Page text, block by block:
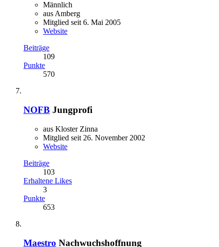
Männlich
aus Amberg
Mitglied seit 6. Mai 2005
Website
Beiträge
109
Punkte
570
NOFB Jungprofi
aus Kloster Zinna
Mitglied seit 26. November 2002
Website
Beiträge
103
Erhaltene Likes
3
Punkte
653
Maestro Nachwuchshoffnung